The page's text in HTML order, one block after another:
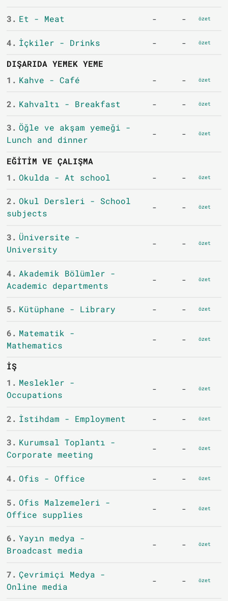
3. Et - Meat - - özet
4. İçkiler - Drinks - - özet
DIŞARIDA YEMEK YEME
1. Kahve - Café - - özet
2. Kahvaltı - Breakfast - - özet
3. Öğle ve akşam yemeği -
Lunch and dinner
- - özet
EĞITIM VE ÇALIŞMA
1. Okulda - At school - - özet
2. Okul Dersleri - School
subjects
- - özet
3. Üniversite -
University
- - özet
4. Akademik Bölümler -
Academic departments
- - özet
5. Kütüphane - Library - - özet
6. Matematik -
Mathematics
- - özet
İŞ
1. Meslekler -
Occupations
- - özet
2. İstihdam - Employment - - özet
3. Kurumsal Toplantı -
Corporate meeting
- - özet
4. Ofis - Office - - özet
5. Ofis Malzemeleri -
Office supplies
- - özet
6. Yayın medya -
Broadcast media
- - özet
7. Çevrimiçi Medya -
Online media
- - özet